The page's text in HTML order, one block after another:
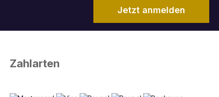
Jetzt anmelden
Zahlarten